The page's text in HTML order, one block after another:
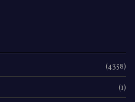
(4358)
(1)